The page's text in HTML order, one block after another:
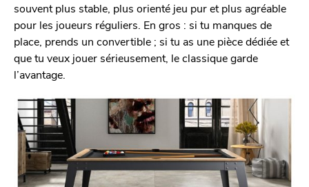
souvent plus stable, plus orienté jeu pur et plus agréable
pour les joueurs réguliers. En gros : si tu manques de
place, prends un convertible ; si tu as une pièce dédiée et
que tu veux jouer sérieusement, le classique garde
l’avantage.